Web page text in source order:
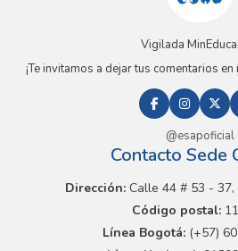
Vigilada
¡Te invitamos a dejar tus comentarios
@esapoficial
Contacto Sede
Dirección:Calle 44 # 53 - 37,
Código postal:
Línea Bogotá:(+57)